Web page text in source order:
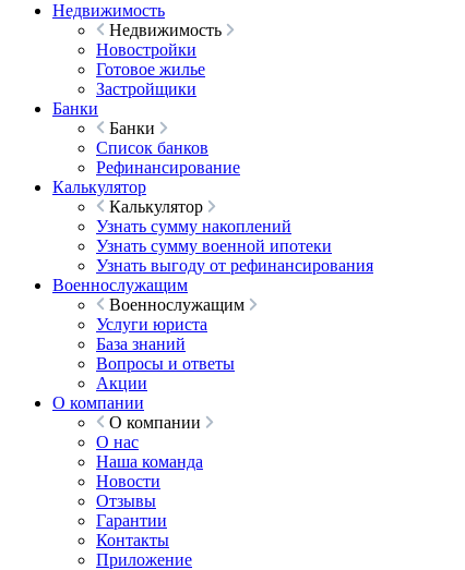
Недвижимость
Недвижимость
Новостройки
Готовое жилье
Застройщики
Банки
Банки
Список банков
Рефинансирование
Калькулятор
Калькулятор
Узнать сумму накоплений
Узнать сумму военной ипотеки
Узнать выгоду от рефинансирования
Военнослужащим
Военнослужащим
Услуги юриста
База знаний
Вопросы и ответы
Акции
О компании
О компании
О нас
Наша команда
Новости
Отзывы
Гарантии
Контакты
Приложение